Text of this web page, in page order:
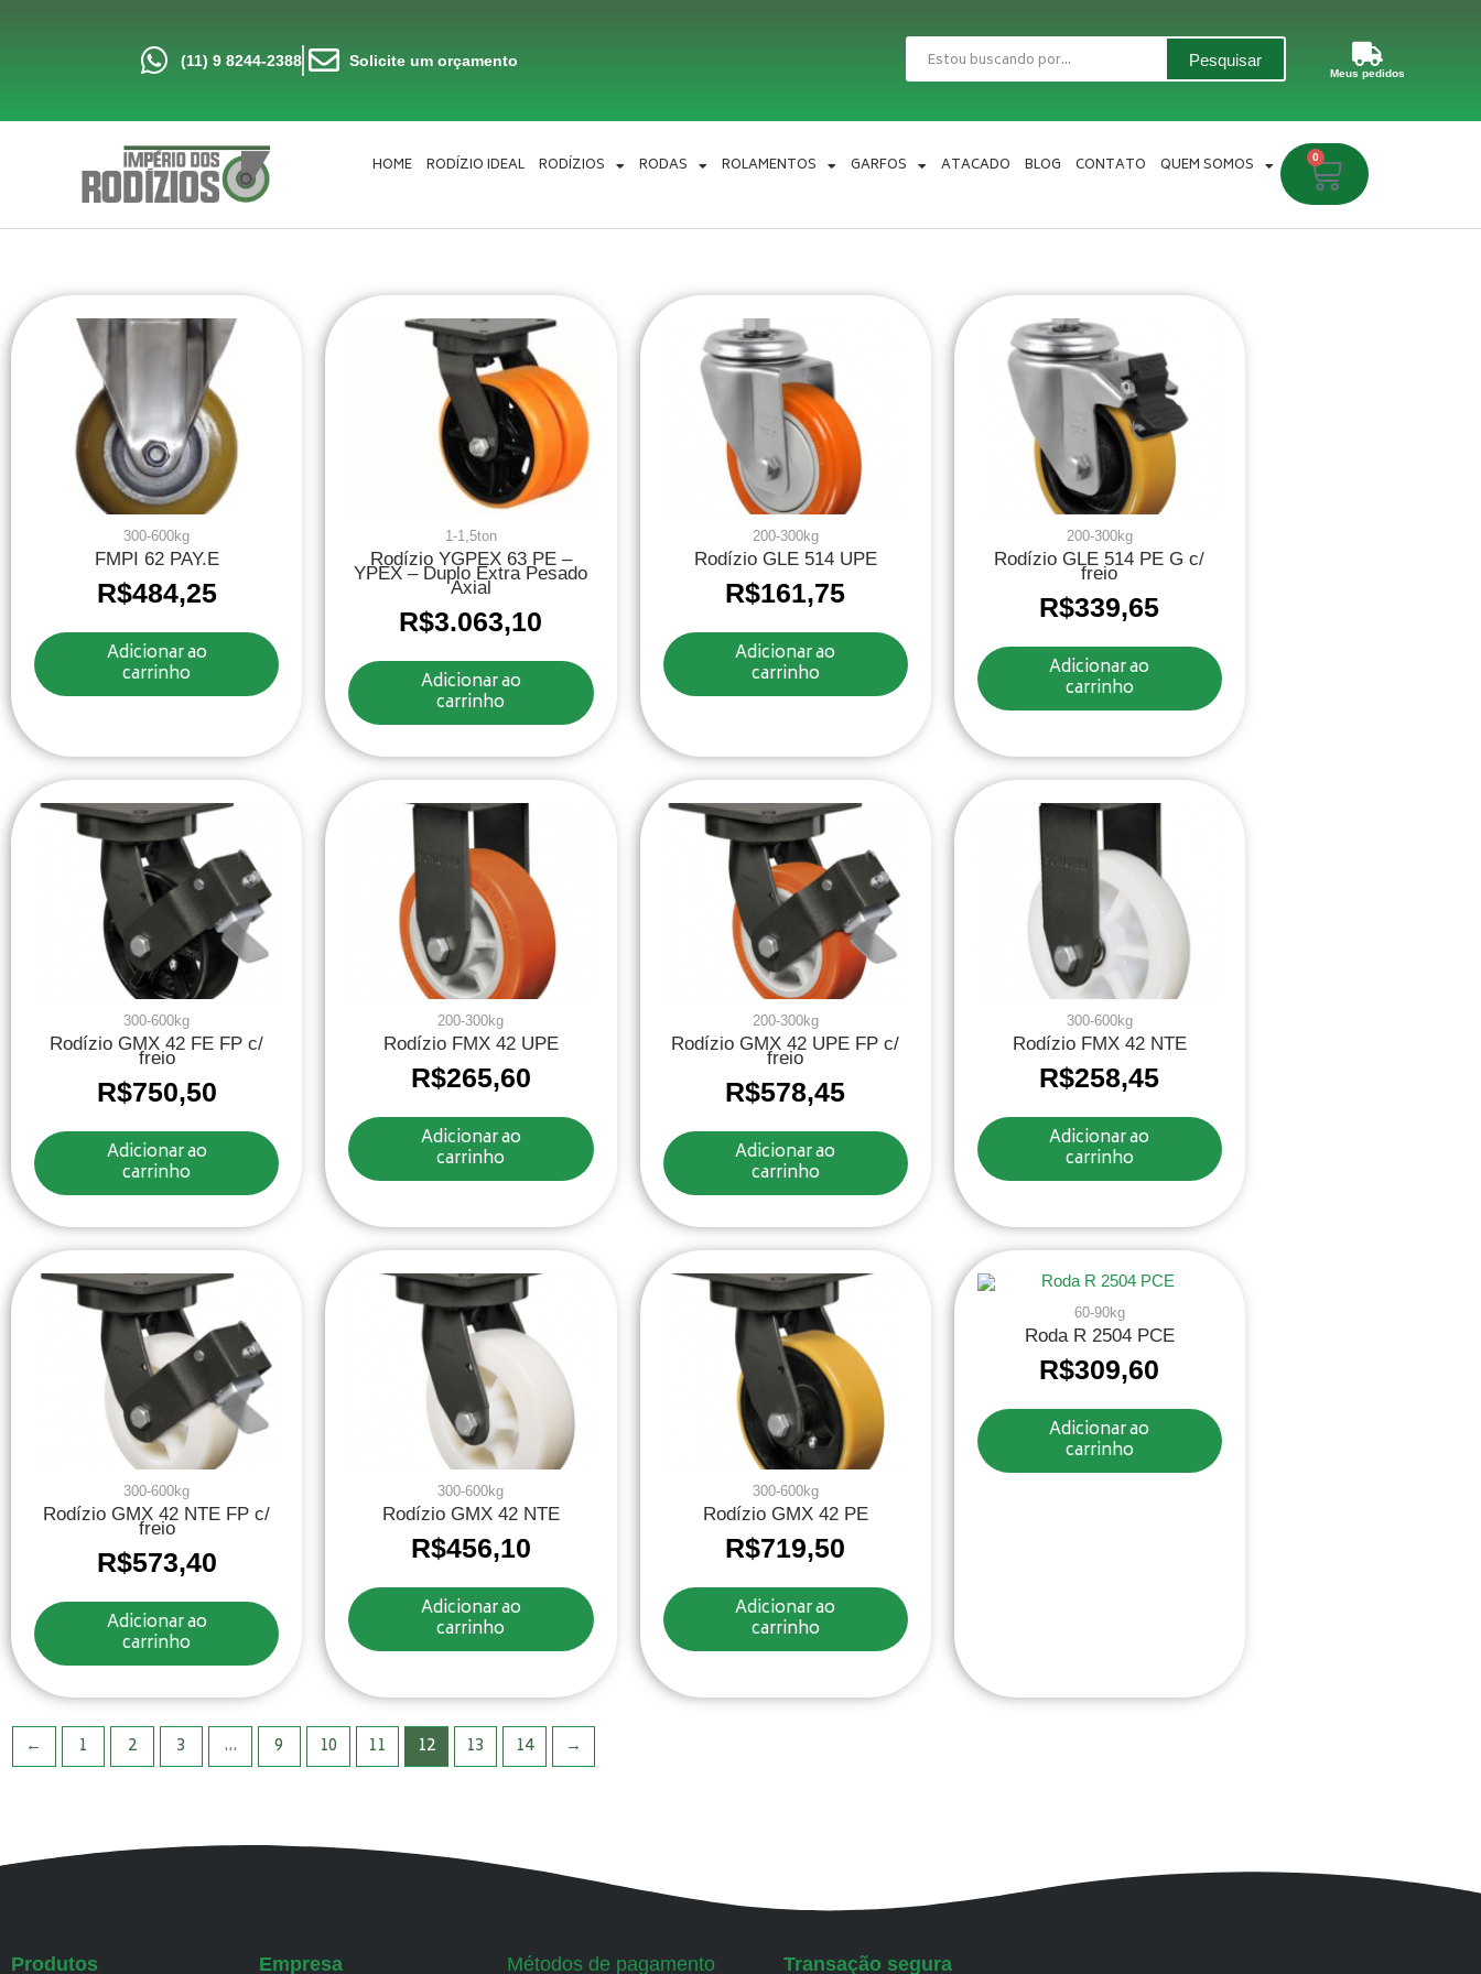
(11) 9 8244-2388 Solicite um orçamento
Pesquisar
Pesquisar
Meus pedidos
HOME RODÍZIO IDEAL RODÍZIOS RODAS ROLAMENTOS GARFOS ATACADO BLOG CONTATO QUEM SOMOS 0
Carrinho
300-600kg
FMPI 62 PAY.E
R$484,25
Adicionar ao
carrinho
1-1,5ton
Rodízio YGPEX 63 PE –
YPEX – Duplo Extra Pesado
Axial
R$3.063,10
Adicionar ao
carrinho
200-300kg
Rodízio GLE 514 UPE
R$161,75
Adicionar ao
carrinho
200-300kg
Rodízio GLE 514 PE G c/
freio
R$339,65
Adicionar ao
carrinho
300-600kg
Rodízio GMX 42 FE FP c/
freio
R$750,50
Adicionar ao
carrinho
200-300kg
Rodízio FMX 42 UPE
R$265,60
Adicionar ao
carrinho
200-300kg
Rodízio GMX 42 UPE FP c/
freio
R$578,45
Adicionar ao
carrinho
300-600kg
Rodízio FMX 42 NTE
R$258,45
Adicionar ao
carrinho
300-600kg
Rodízio GMX 42 NTE FP c/
freio
R$573,40
Adicionar ao
carrinho
300-600kg
Rodízio GMX 42 NTE
R$456,10
Adicionar ao
carrinho
300-600kg
Rodízio GMX 42 PE
R$719,50
Adicionar ao
carrinho
60-90kg
Roda R 2504 PCE
R$309,60
Adicionar ao
carrinho
← 1 2 3 … 9 10 11 12 13 14 →
Produtos Empresa Métodos de pagamento Transação segura